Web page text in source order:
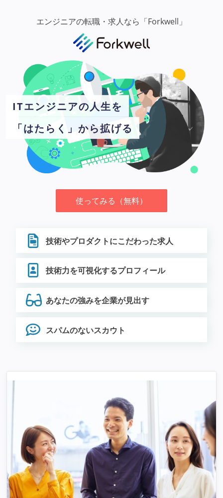
エンジニアの転職・求人なら「Forkwell」
ITエンジニアの人生を
「はたらく」から拡げる
技術やプロダクトにこだわった求人
技術力を可視化するプロフィール
あなたの強みを企業が見出す
スパムのないスカウト
使ってみる（無料）